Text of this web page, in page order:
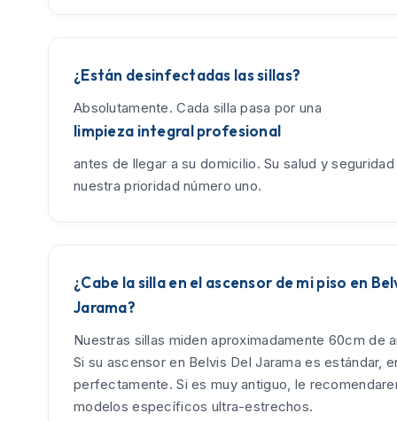
¿Están desinfectadas las sillas?
Absolutamente. Cada silla pasa por una
limpieza integral profesional
antes de llegar a su domicilio. Su salud y
nuestra prioridad número uno.
¿Cabe la silla en el ascensor de mi piso en
Jarama?
Nuestras sillas miden aproximadamente 60cm de
Si su ascensor en Belvis Del Jarama es estándar,
perfectamente. Si es muy antiguo, le
modelos específicos ultra-estrechos.